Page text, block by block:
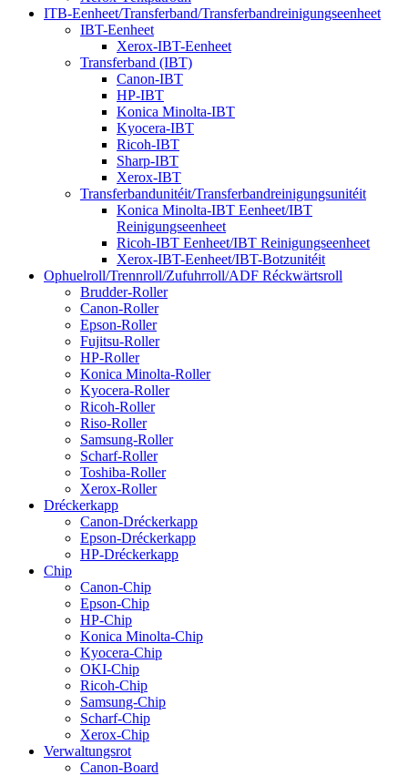
ITB-Eenheet/Transferband/Transferbandreinigungseenheet
IBT-Eenheet
Xerox-IBT-Eenheet
Transferband (IBT)
Canon-IBT
HP-IBT
Konica Minolta-IBT
Kyocera-IBT
Ricoh-IBT
Sharp-IBT
Xerox-IBT
Transferbandunitéit/Transferbandreinigungsunitéit
Konica Minolta-IBT Eenheet/IBT
Reinigungseenheet
Ricoh-IBT Eenheet/IBT Reinigungseenheet
Xerox-IBT-Eenheet/IBT-Botzunitéit
Ophuelroll/Trennroll/Zufuhrroll/ADF Réckwärtsroll
Brudder-Roller
Canon-Roller
Epson-Roller
Fujitsu-Roller
HP-Roller
Konica Minolta-Roller
Kyocera-Roller
Ricoh-Roller
Riso-Roller
Samsung-Roller
Scharf-Roller
Toshiba-Roller
Xerox-Roller
Dréckerkapp
Canon-Dréckerkapp
Epson-Dréckerkapp
HP-Dréckerkapp
Chip
Canon-Chip
Epson-Chip
HP-Chip
Konica Minolta-Chip
Kyocera-Chip
OKI-Chip
Ricoh-Chip
Samsung-Chip
Scharf-Chip
Xerox-Chip
Verwaltungsrot
Canon-Board